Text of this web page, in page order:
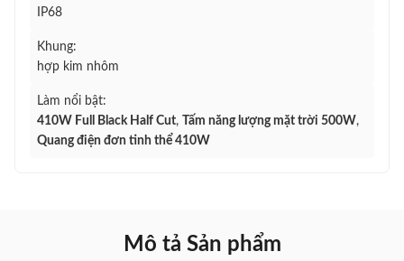
IP68
Khung:
hợp kim nhôm
Làm nổi bật:
410W Full Black Half Cut, Tấm năng lượng mặt trời 500W,
Quang điện đơn tinh thể 410W
Mô tả Sản phẩm